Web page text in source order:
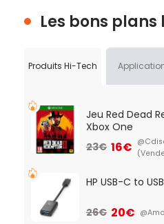
Les bons
Produits Hi-Tech
Jeu Red Dead
Xbox One
23€ 16€
HP USB-C to
26€ 20€